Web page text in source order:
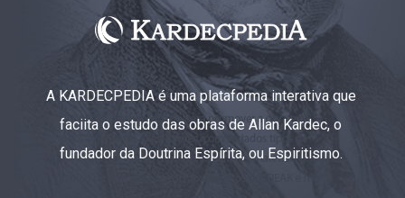
A KARDECPEDIA é uma plataforma interativa que
faciita o estudo das obras de Allan Kardec, o
fundador da Doutrina Espírita, ou Espiritismo.